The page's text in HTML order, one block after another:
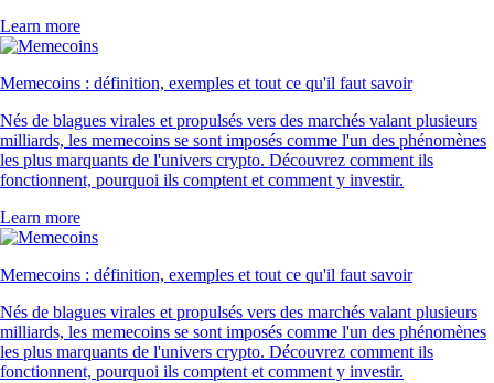
Learn more
Memecoins : définition, exemples et tout ce qu'il faut savoir
Nés de blagues virales et propulsés vers des marchés valant plusieurs
milliards, les memecoins se sont imposés comme l'un des phénomènes
les plus marquants de l'univers crypto. Découvrez comment ils
fonctionnent, pourquoi ils comptent et comment y investir.
Learn more
Memecoins : définition, exemples et tout ce qu'il faut savoir
Nés de blagues virales et propulsés vers des marchés valant plusieurs
milliards, les memecoins se sont imposés comme l'un des phénomènes
les plus marquants de l'univers crypto. Découvrez comment ils
fonctionnent, pourquoi ils comptent et comment y investir.